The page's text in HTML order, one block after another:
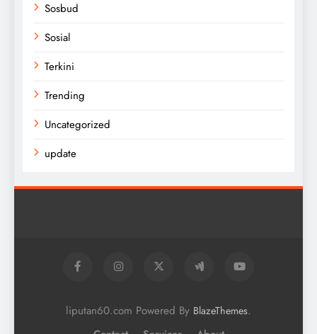
Sosbud
Sosial
Terkini
Trending
Uncategorized
update
liputan60.com Powered By BlazeThemes.